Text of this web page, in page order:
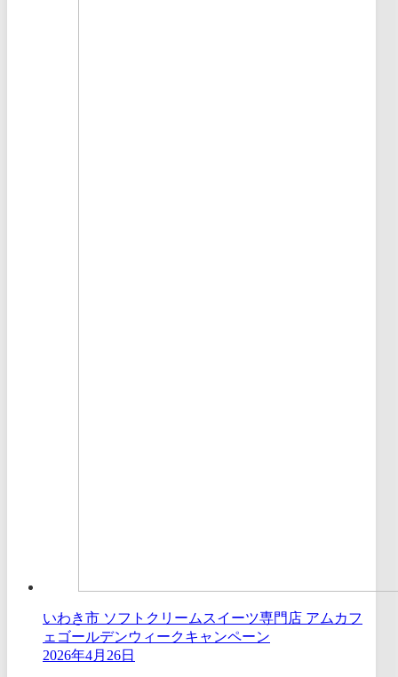
いわき市 ソフトクリームスイーツ専門店 アムカフ
ェゴールデンウィークキャンペーン
2026年4月26日